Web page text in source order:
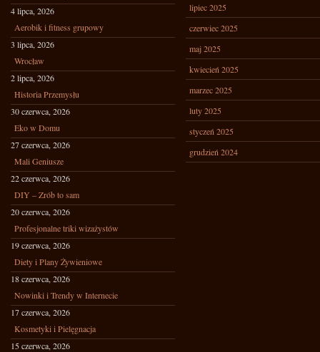
4 lipca, 2026
Aerobik i fitness grupowy
3 lipca, 2026
Wrocław
2 lipca, 2026
Historia Przemysłu
30 czerwca, 2026
Eko w Domu
27 czerwca, 2026
Mali Geniusze
22 czerwca, 2026
DIY – Zrób to sam
20 czerwca, 2026
Profesjonalne triki wizażystów
19 czerwca, 2026
Diety i Plany Żywieniowe
18 czerwca, 2026
Nowinki i Trendy w Internecie
17 czerwca, 2026
Kosmetyki i Pielęgnacja
15 czerwca, 2026
lipiec 2025
czerwiec 2025
maj 2025
kwiecień 2025
marzec 2025
luty 2025
styczeń 2025
grudzień 2024